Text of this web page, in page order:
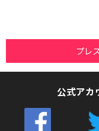
プレ
公式アカ